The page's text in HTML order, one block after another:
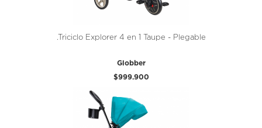
.Triciclo Explorer 4 en 1 Taupe - Plegable
Globber
$999.900